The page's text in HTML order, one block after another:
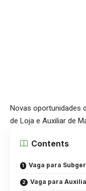
Novas oportunidades
de Loja e Auxiliar de
Contents
Vaga para
Vaga para